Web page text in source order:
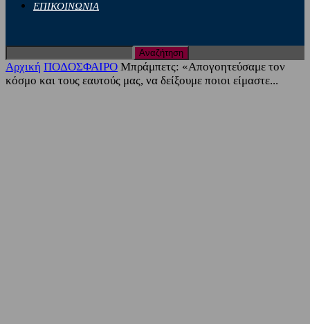
ΕΠΙΚΟΙΝΩΝΙΑ
Αρχική ΠΟΔΟΣΦΑΙΡΟ Μπράμπετς: «Απογοητεύσαμε τον
κόσμο και τους εαυτούς μας, να δείξουμε ποιοι είμαστε...